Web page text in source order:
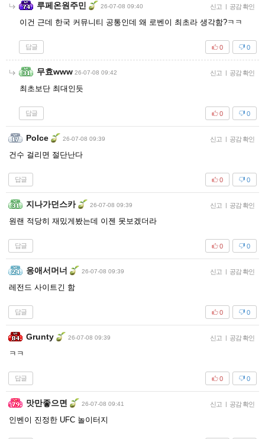
루페온원주민 26-07-08 09:40 신고 | 공감 확인
이건 근데 한국 커뮤니티 공통인데 왜 로벤이 최초라 생각함?ㅋㅋ
답글 0
0
무효www 26-07-08 09:42 신고 | 공감 확인
최초보단 최대인듯
답글 0
0
Polce 26-07-08 09:39 신고 | 공감 확인
건수 걸리면 절단난다
답글 0
0
지나가던스카 26-07-08 09:39 신고 | 공감 확인
원랜 적당히 재밌게봤는데 이젠 못보겠더라
답글 0
0
응애서머너 26-07-08 09:39 신고 | 공감 확인
레전드 사이트긴 함
답글 0
0
Grunty 26-07-08 09:39 신고 | 공감 확인
ㅋㅋ
답글 0
0
맛만좋으면 26-07-08 09:41 신고 | 공감 확인
인벤이 진정한 UFC 놀이터지